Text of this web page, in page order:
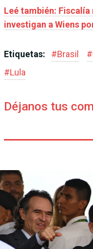
Leé también:
investigan a Wiens
Etiquetas: #Brasil #
#Lula
Déjanos tus